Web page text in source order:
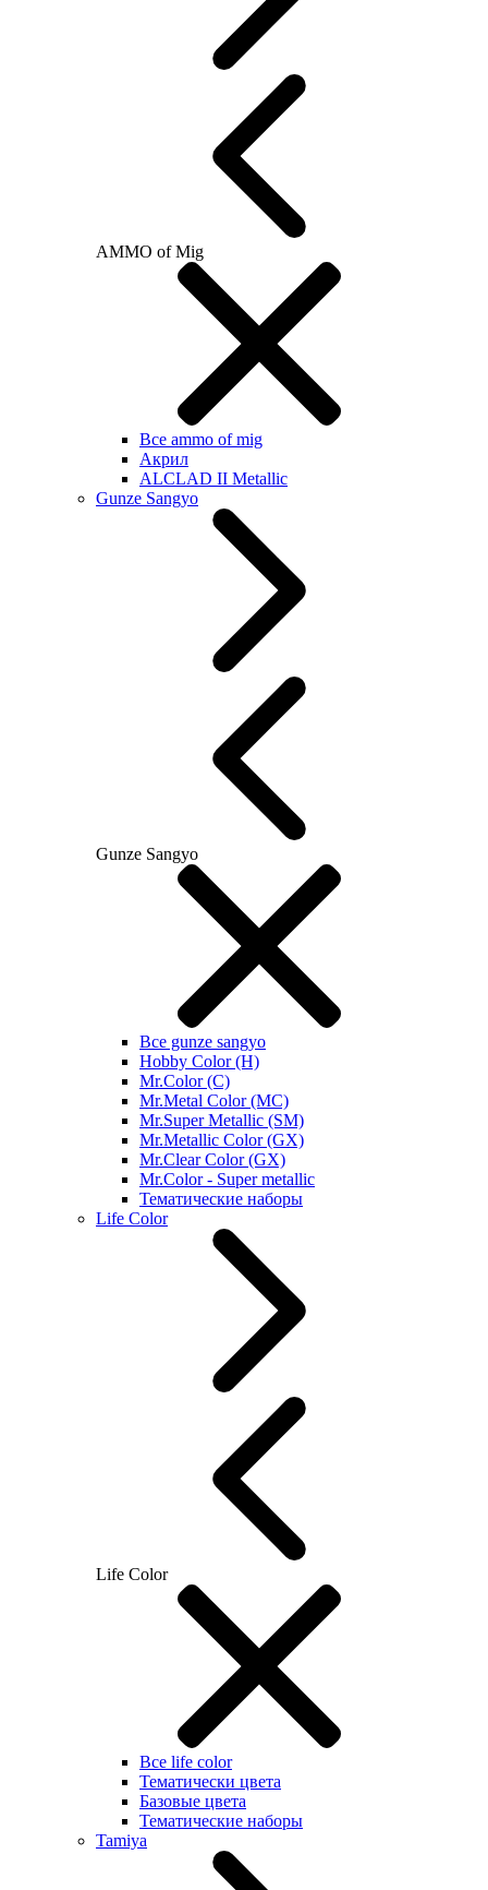
AMMO of Mig
Все ammo of mig
Акрил
ALCLAD II Metallic
Gunze Sangyo
Gunze Sangyo
Все gunze sangyo
Hobby Color (H)
Mr.Color (C)
Mr.Metal Color (MC)
Mr.Super Metallic (SM)
Mr.Metallic Color (GX)
Mr.Clear Color (GX)
Mr.Color - Super metallic
Тематические наборы
Life Color
Life Color
Все life color
Тематически цвета
Базовые цвета
Тематические наборы
Tamiya